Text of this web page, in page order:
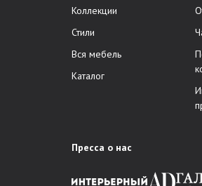
Коллекции
Стили
Вся мебель
Каталог
Пресса о нас